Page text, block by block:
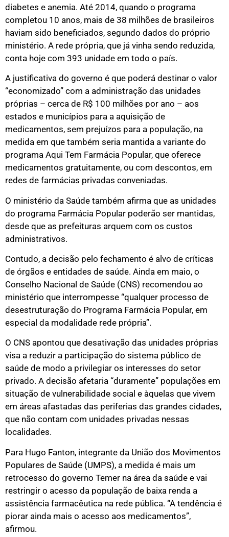
diabetes e anemia. Até 2014, quando o programa
completou 10 anos, mais de 38 milhões de brasileiros
haviam sido beneficiados, segundo dados do próprio
ministério. A rede própria, que já vinha sendo reduzida,
conta hoje com 393 unidade em todo o país.
A justificativa do governo é que poderá destinar o valor
“economizado” com a administração das unidades
próprias – cerca de R$ 100 milhões por ano – aos
estados e municípios para a aquisição de
medicamentos, sem prejuízos para a população, na
medida em que também seria mantida a variante do
programa Aqui Tem Farmácia Popular, que oferece
medicamentos gratuitamente, ou com descontos, em
redes de farmácias privadas conveniadas.
O ministério da Saúde também afirma que as unidades
do programa Farmácia Popular poderão ser mantidas,
desde que as prefeituras arquem com os custos
administrativos.
Contudo, a decisão pelo fechamento é alvo de críticas
de órgãos e entidades de saúde. Ainda em maio, o
Conselho Nacional de Saúde (CNS) recomendou ao
ministério que interrompesse “qualquer processo de
desestruturação do Programa Farmácia Popular, em
especial da modalidade rede própria”.
O CNS apontou que desativação das unidades próprias
visa a reduzir a participação do sistema público de
saúde de modo a privilegiar os interesses do setor
privado. A decisão afetaria “duramente” populações em
situação de vulnerabilidade social e àquelas que vivem
em áreas afastadas das periferias das grandes cidades,
que não contam com unidades privadas nessas
localidades.
Para Hugo Fanton, integrante da União dos Movimentos
Populares de Saúde (UMPS), a medida é mais um
retrocesso do governo Temer na área da saúde e vai
restringir o acesso da população de baixa renda a
assistência farmacêutica na rede pública. “A tendência é
piorar ainda mais o acesso aos medicamentos”,
afirmou.